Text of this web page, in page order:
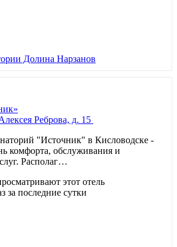
Долина Нарзанов
Реброва, д. 15
"Источник" в Кисловодске -
комфорта, обслуживания и
Располаг…
этот отель
за последние сутки